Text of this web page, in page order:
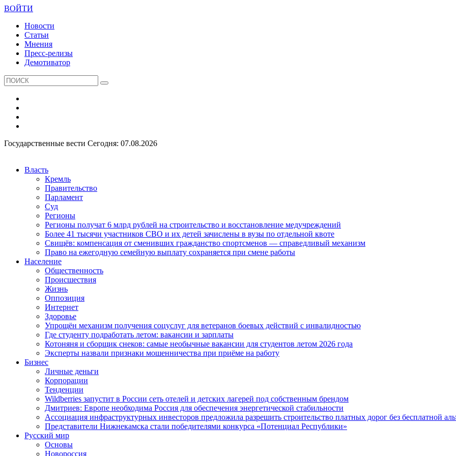
ВОЙТИ
Новости
Статьи
Мнения
Пресс-релизы
Демотиватор
Государственные вести Сегодня: 07.08.2026
Власть
Кремль
Правительство
Парламент
Суд
Регионы
Регионы получат 6 млрд рублей на строительство и восстановление медучреждений
Более 41 тысячи участников СВО и их детей зачислены в вузы по отдельной квоте
Свищёв: компенсация от сменивших гражданство спортсменов — справедливый механизм
Право на ежегодную семейную выплату сохраняется при смене работы
Население
Общественность
Происшествия
Жизнь
Оппозиция
Интернет
Здоровье
Упрощён механизм получения соцуслуг для ветеранов боевых действий с инвалидностью
Где студенту подработать летом: вакансии и зарплаты
Котоняня и сборщик снеков: самые необычные вакансии для студентов летом 2026 года
Эксперты назвали признаки мошенничества при приёме на работу
Бизнес
Личные деньги
Корпорации
Тенденции
Wildberries запустит в России сеть отелей и детских лагерей под собственным брендом
Дмитриев: Европе необходима Россия для обеспечения энергетической стабильности
Ассоциация инфраструктурных инвесторов предложила разрешить строительство платных дорог без бесплатной
Представители Нижнекамска стали победителями конкурса «Потенциал Республики»
Русский мир
Основы
Новороссия